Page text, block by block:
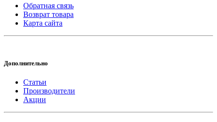
Обратная связь
Возврат товара
Карта сайта
Дополнительно
Статьи
Производители
Акции